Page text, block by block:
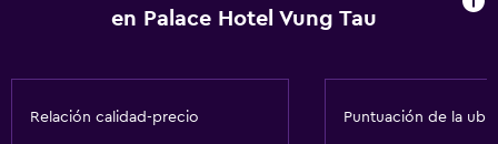
en Palace Hotel Vung Tau
Relación calidad-precio Puntuación de la